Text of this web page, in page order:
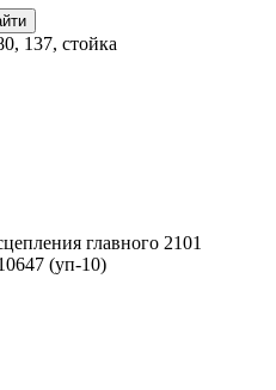
, 137, стойка
главного 2101
(уп-10)